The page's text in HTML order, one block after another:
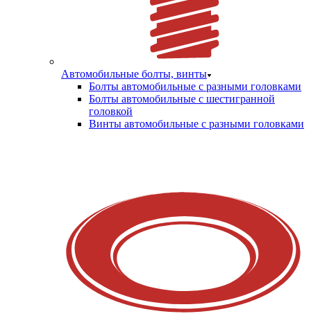
Автомобильные болты, винты
Болты автомобильные с разными головками
Болты автомобильные с шестигранной
головкой
Винты автомобильные с разными головками